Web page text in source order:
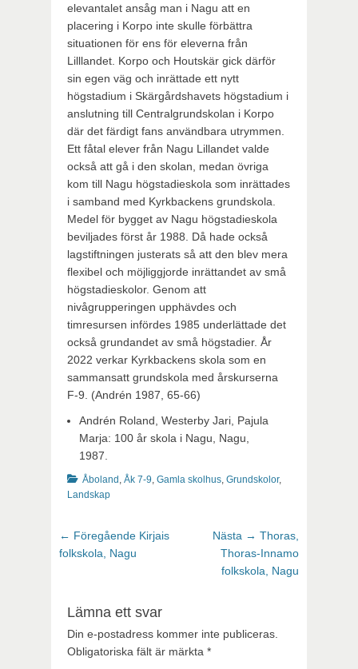
elevantalet ansåg man i Nagu att en
placering i Korpo inte skulle förbättra
situationen för ens för eleverna från
Lilllandet. Korpo och Houtskär gick därför
sin egen väg och inrättade ett nytt
högstadium i Skärgårdshavets högstadium i
anslutning till Centralgrundskolan i Korpo
där det färdigt fans användbara utrymmen.
Ett fåtal elever från Nagu Lillandet valde
också att gå i den skolan, medan övriga
kom till Nagu högstadieskola som inrättades
i samband med Kyrkbackens grundskola.
Medel för bygget av Nagu högstadieskola
beviljades först år 1988. Då hade också
lagstiftningen justerats så att den blev mera
flexibel och möjliggjorde inrättandet av små
högstadieskolor. Genom att
nivågrupperingen upphävdes och
timresursen infördes 1985 underlättade det
också grundandet av små högstadier. År
2022 verkar Kyrkbackens skola som en
sammansatt grundskola med årskurserna
F-9. (Andrén 1987, 65-66)
Andrén Roland, Westerby Jari, Pajula
Marja: 100 år skola i Nagu, Nagu,
1987.
Kategorier
Åboland Åk 7-9 Gamla skolhus Grundskolor,
Landskap
Inläggsnavigering
← Föregående Föregående
Kirjais
folkskola, Nagu
Nästa → Nästa
inlägg:
Thoras,
Thoras-Innamo
folkskola, Nagu
Lämna ett svar
Din e-postadress kommer inte publiceras.
Obligatoriska fält är märkta *